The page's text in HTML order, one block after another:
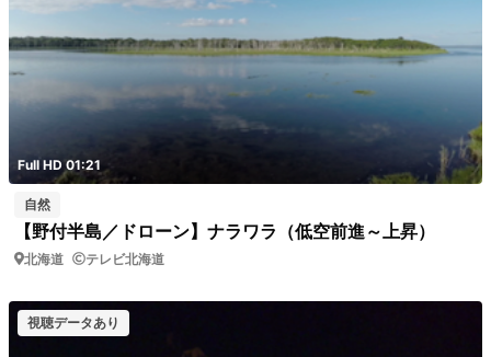
Full HD 01:21
自然
【野付半島／ドローン】ナラワラ（低空前進～上昇）
北海道 テレビ北海道
視聴データあり